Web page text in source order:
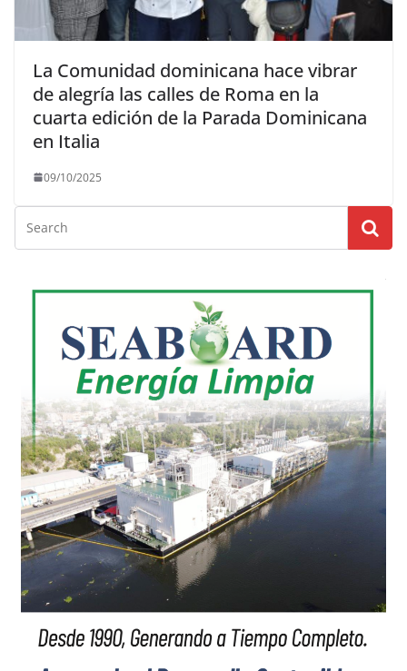
La Comunidad dominicana hace vibrar
de alegría las calles de Roma en la
cuarta edición de la Parada Dominicana
en Italia
09/10/2025